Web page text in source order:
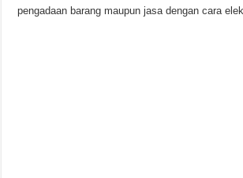
pengadaan barang maupun jasa dengan cara